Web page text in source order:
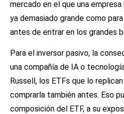
mercado en el que una
ya demasiado grande como
antes de entrar en los grandes
Para el inversor pasivo, la
una compañía de IA o
Russell, los ETFs que lo
comprarla también antes. Eso
composición del ETF, a su